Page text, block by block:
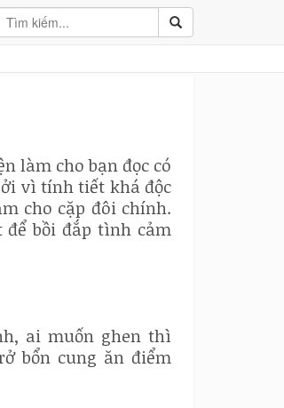
làm cho bạn đọc có
vì tính tiết khá độc
cho cặp đôi chính.
bồi đắp tình cảm
ai muốn ghen thì
bổn cung ăn điểm